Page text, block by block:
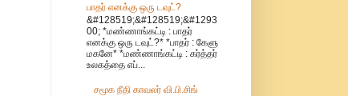
பாதர் எனக்கு ஒரு டவுட்?
&#128519;&#128519;&#1293
00; *மண்ணாங்கட்டி : பாதர்
எனக்கு ஒரு டவுட்?* *பாதர் : கேளு
மகனே* *மண்ணாங்கட்டி : கர்த்தர்
உலகத்தை எப்...
சமூக நீதி காவலர் வி.பி.சிங்